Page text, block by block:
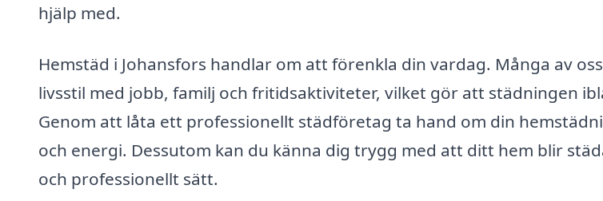
hjälp med.
Hemstäd i Johansfors handlar om att förenkla din vardag. Många av
livsstil med jobb, familj och fritidsaktiviteter, vilket gör att städningen
Genom att låta ett professionellt städföretag ta hand om din
och energi. Dessutom kan du känna dig trygg med att ditt hem blir
och professionellt sätt.